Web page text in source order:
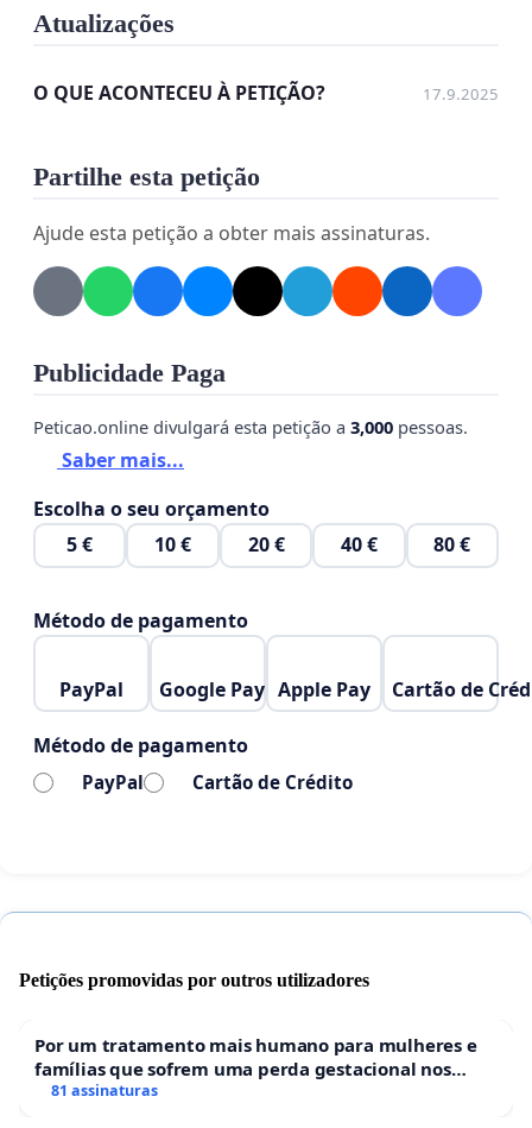
Atualizações
O QUE ACONTECEU À PETIÇÃO? 17.9.2025
Partilhe esta petição
Ajude esta petição a obter mais assinaturas.
Publicidade Paga
Peticao.online divulgará esta petição a 3,000 pessoas.
Saber mais...
Escolha o seu orçamento
5 €
10 € 20 € 40 € 80 €
Método de pagamento
PayPal Google Pay Apple Pay Cartão de
Método de pagamento
PayPal Cartão de Crédito
Petições promovidas por outros utilizadores
Por um tratamento mais humano para mulheres e
famílias que sofrem uma perda gestacional nos
hospitais portugueses
81 assinaturas